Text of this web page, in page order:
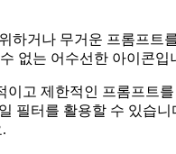
거나 무거운 프롬프트
없는 어수선한 아이콘입
고 제한적인 프롬프트
터를 활용할 수 있습